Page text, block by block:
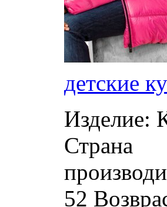
детские
Изделие:
Страна
52